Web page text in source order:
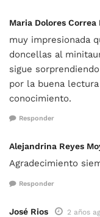
Maria Dolores Correa
muy impresionada
doncellas al
sigue
por la buena
conocimiento.
Responder
Alejandrina Reyes
Agradecimiento
Responder
José Rios 2 años